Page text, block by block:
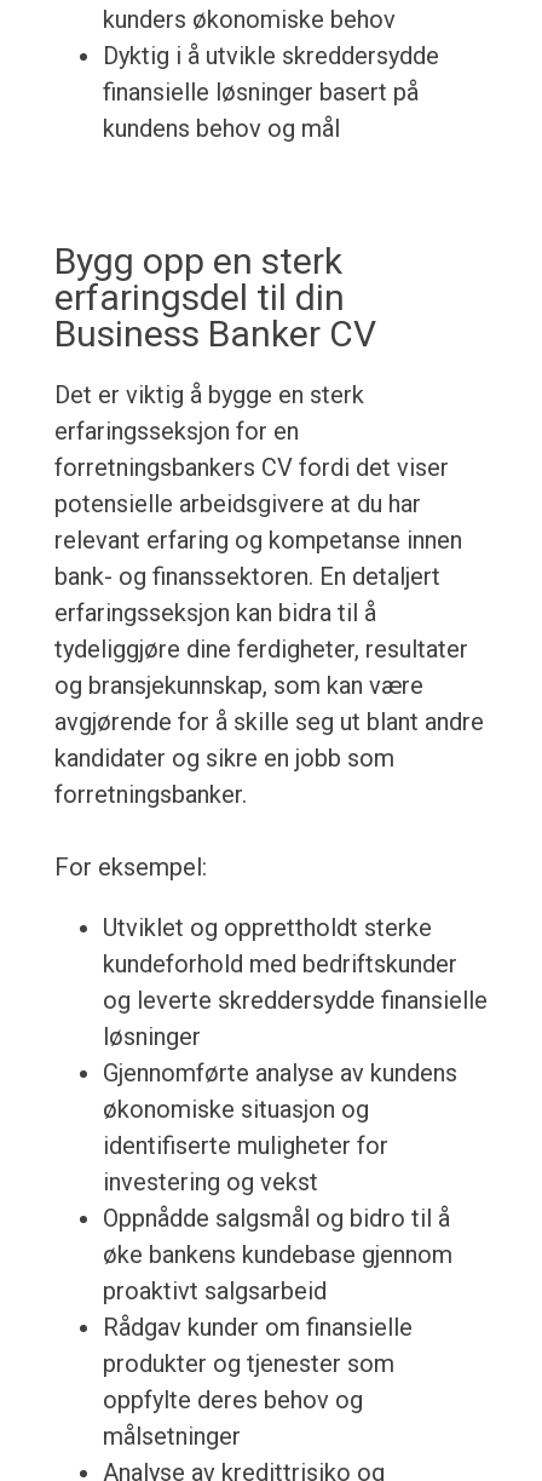
kunders økonomiske behov
Dyktig i å utvikle skreddersydde
finansielle løsninger basert på
kundens behov og mål
Bygg opp en sterk
erfaringsdel til din
Business Banker CV
Det er viktig å bygge en sterk
erfaringsseksjon for en
forretningsbankers CV fordi det viser
potensielle arbeidsgivere at du har
relevant erfaring og kompetanse innen
bank- og finanssektoren. En detaljert
erfaringsseksjon kan bidra til å
tydeliggjøre dine ferdigheter, resultater
og bransjekunnskap, som kan være
avgjørende for å skille seg ut blant andre
kandidater og sikre en jobb som
forretningsbanker.
For eksempel:
Utviklet og opprettholdt sterke
kundeforhold med bedriftskunder
og leverte skreddersydde finansielle
løsninger
Gjennomførte analyse av kundens
økonomiske situasjon og
identifiserte muligheter for
investering og vekst
Oppnådde salgsmål og bidro til å
øke bankens kundebase gjennom
proaktivt salgsarbeid
Rådgav kunder om finansielle
produkter og tjenester som
oppfylte deres behov og
målsetninger
Analyse av kredittrisiko og